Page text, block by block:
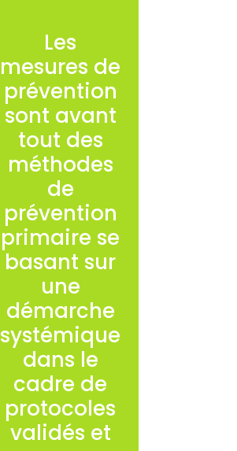
Les
mesures de
prévention
sont avant
tout des
méthodes
de
prévention
primaire se
basant sur
une
démarche
systémique
dans le
cadre de
protocoles
validés et